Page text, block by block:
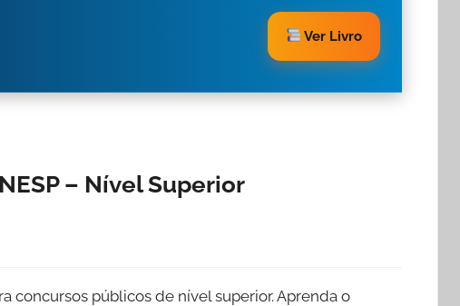
Ver Livro
– Nível Superior
concursos públicos de nível superior. Aprenda o